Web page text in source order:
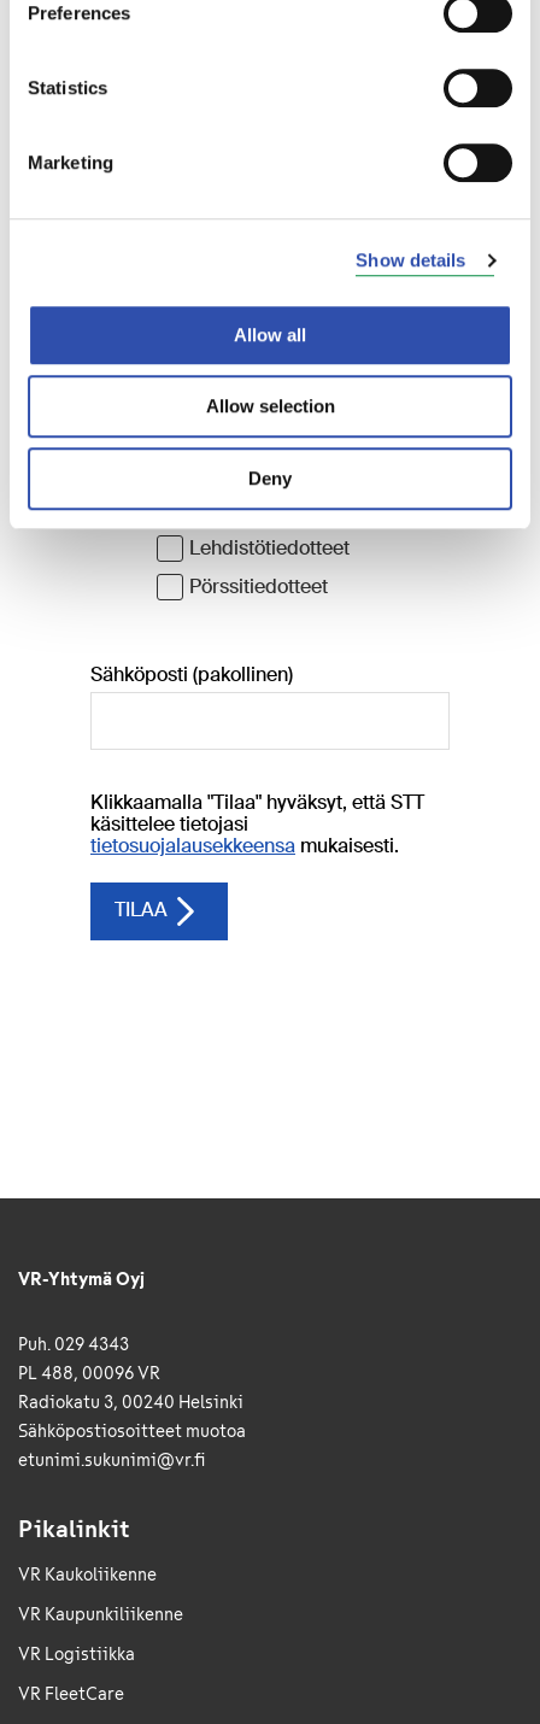
Preferences
Statistics
Marketing
Show details
Allow all
Allow selection
Deny
17.4.2025 klo 14-18. Lisäksi samana päivänä
piilottamia suklaisia yllätyksiä.
VR-Yhtymä Oyj
Puh. 029 4343
PL 488, 00096 VR
Radiokatu 3, 00240 Helsinki
Sähkö­posti­osoitteet muotoa
etunimi.sukunimi@vr.fi
Pikalinkit
VR Kaukoliikenne
VR Kaupunkiliikenne
VR Logistiikka
VR FleetCare